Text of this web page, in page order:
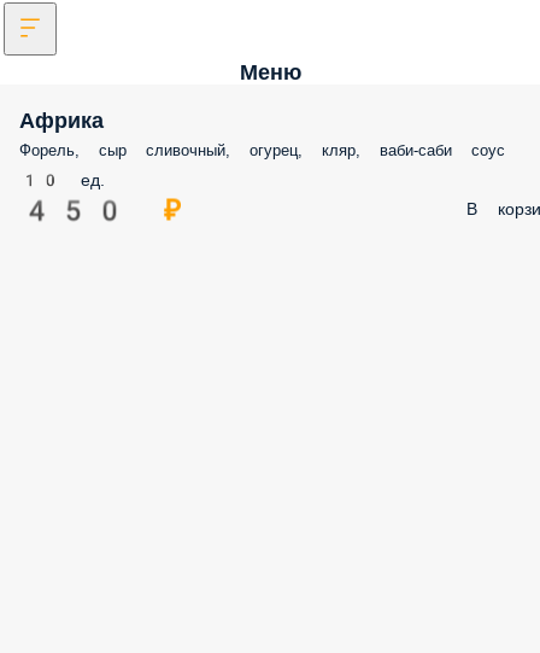
Меню
Африка
Форель, сыр сливочный, огурец, кляр, ваби-саби соус
10 ед.
450 ₽ В